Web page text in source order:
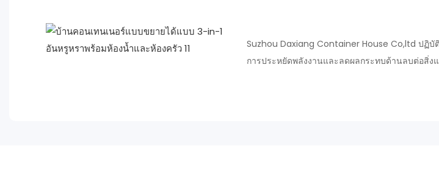
Suzhou Daxiang Container House Co,ltd ปฏิบั
การประหยัดพลังงานและลดผลกระทบด้านลบต่อสิ่ง